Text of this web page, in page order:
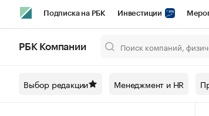
Подписка на РБК Инвестиции
Спецпроекты СПб Конференции СПб
РБК Компании
Выбор редакции Менеджмент и HR